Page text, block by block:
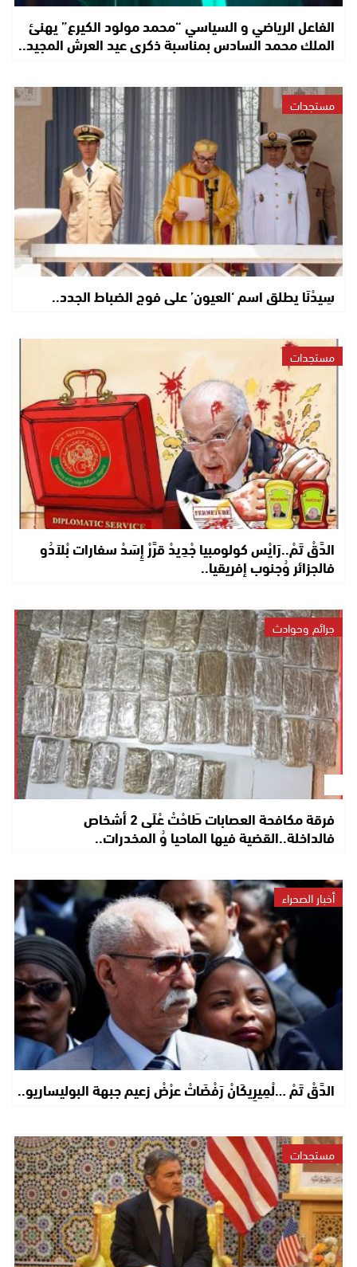
الفاعل الرياضي و السياسي “محمد مولود الكيرع” يهنئ
الملك محمد السادس بمناسبة ذكرى عيد العرش المجيد..
مستجدات
سِيدْنَا يطلق اسم ‘العيون’ على فوج الضباط الجدد..
مستجدات
الدَّقْ تَمْ..رَايْس كولومبيا جْدِيدْ قرَّرْ إِسَدْ سفارات بْلاَدُو
فالجزائر وُجنوب إفريقيا..
جرائم وحوادث
فرقة مكافحة العصابات طَاحْتْ عْلَى 2 أشخاص
فالداخلة..القضية فيها الماحيا وُ المخدرات..
أخبار الصحراء
الدَّقْ تَمْ …لْمِيرِيكَانْ رَفْضَاتْ عرْضْ زعيم جبهة البوليساريو..
مستجدات